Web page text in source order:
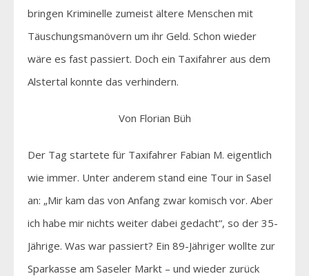
bringen Kriminelle zumeist ältere Menschen mit
Täuschungsmanövern um ihr Geld. Schon wieder
wäre es fast passiert. Doch ein Taxifahrer aus dem
Alstertal konnte das verhindern.
Von Florian Büh
Der Tag startete für Taxifahrer Fabian M. eigentlich
wie immer. Unter anderem stand eine Tour in Sasel
an: „Mir kam das von Anfang zwar komisch vor. Aber
ich habe mir nichts weiter dabei gedacht“, so der 35-
Jährige. Was war passiert? Ein 89-Jähriger wollte zur
Sparkasse am Saseler Markt – und wieder zurück